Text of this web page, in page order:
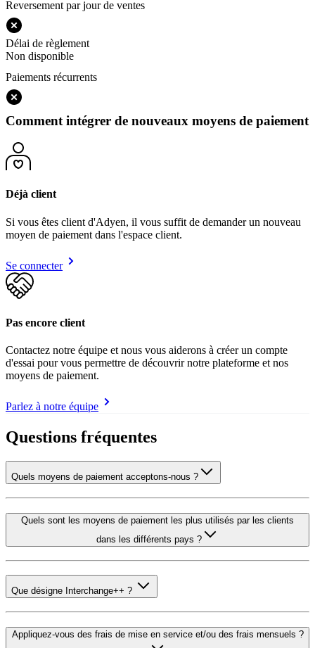
Reversement par jour de ventes
Délai de règlement
Non disponible
Paiements récurrents
Comment intégrer de nouveaux moyens de paiement
Déjà client
Si vous êtes client d'Adyen, il vous suffit de demander un nouveau
moyen de paiement dans l'espace client.
Se connecter
Pas encore client
Contactez notre équipe et nous vous aiderons à créer un compte
d'essai pour vous permettre de découvrir notre plateforme et nos
moyens de paiement.
Parlez à notre équipe
Questions fréquentes
Quels moyens de paiement acceptons-nous ?
Quels sont les moyens de paiement les plus utilisés par les clients
dans les différents pays ?
Que désigne Interchange++ ?
Appliquez-vous des frais de mise en service et/ou des frais mensuels ?